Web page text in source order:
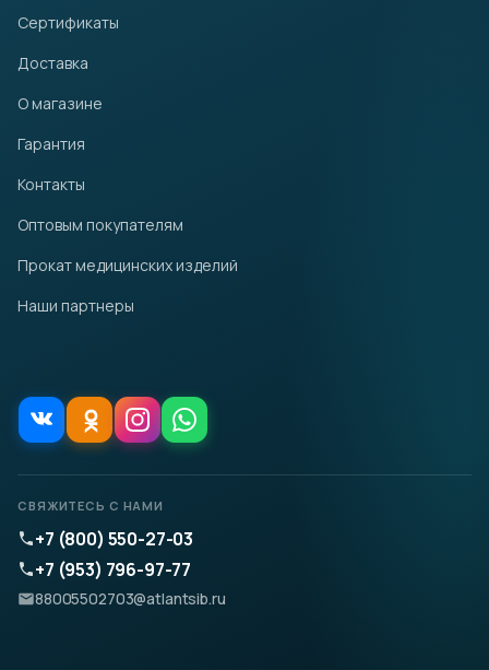
Сертификаты
Доставка
О магазине
Гарантия
Контакты
Оптовым покупателям
Прокат медицинских изделий
Наши партнеры
СВЯЖИТЕСЬ С НАМИ
+7 (800) 550-27-03
+7 (953) 796-97-77
88005502703@atlantsib.ru